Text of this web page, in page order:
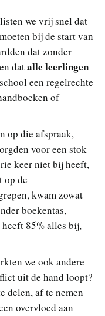
we vrij snel dat
bij de start van
dat zonder
datalle leerlingen
een regelrechte
of
op die afspraak,
voor een stok
keer niet bij heeft,
op de
kwam zowat
boekentas,
85% alles bij,
we ook andere
uit de hand loopt?
delen, af te nemen
overvloed aan